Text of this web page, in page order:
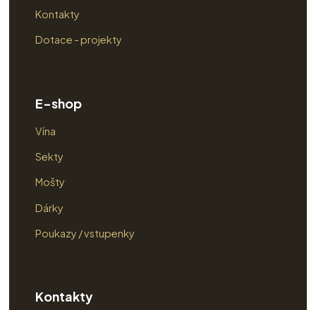
Kontakty
Dotace - projekty
E-shop
Vína
Sekty
Mošty
Dárky
Poukazy / vstupenky
Kontakty